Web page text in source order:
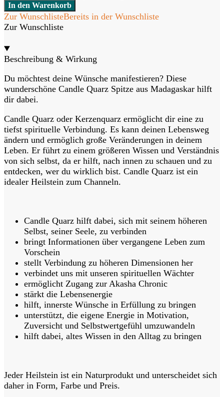
In den Warenkorb
Zur WunschlisteBereits in der Wunschliste
Zur Wunschliste
Beschreibung & Wirkung
Du möchtest deine Wünsche manifestieren? Diese
wunderschöne Candle Quarz Spitze aus Madagaskar hilft
dir dabei.
Candle Quarz oder Kerzenquarz ermöglicht dir eine zu
tiefst spirituelle Verbindung. Es kann deinen Lebensweg
ändern und ermöglich große Veränderungen in deinem
Leben. Er führt zu einem größeren Wissen und Verständnis
von sich selbst, da er hilft, nach innen zu schauen und zu
entdecken, wer du wirklich bist. Candle Quarz ist ein
idealer Heilstein zum Channeln.
Candle Quarz hilft dabei, sich mit seinem höheren
Selbst, seiner Seele, zu verbinden
bringt Informationen über vergangene Leben zum
Vorschein
stellt Verbindung zu höheren Dimensionen her
verbindet uns mit unseren spirituellen Wächter
ermöglicht Zugang zur Akasha Chronic
stärkt die Lebensenergie
hilft, innerste Wünsche in Erfüllung zu bringen
unterstützt, die eigene Energie in Motivation,
Zuversicht und Selbstwertgefühl umzuwandeln
hilft dabei, altes Wissen in den Alltag zu bringen
Jeder Heilstein ist ein Naturprodukt und unterscheidet sich
daher in Form, Farbe und Preis.